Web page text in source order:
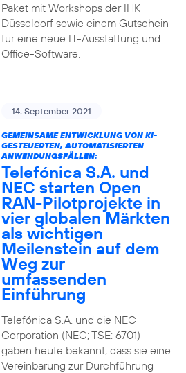
Paket mit Workshops der IHK
Düsseldorf sowie einem Gutschein
für eine neue IT-Ausstattung und
Office-Software.
14. September 2021
GEMEINSAME ENTWICKLUNG VON KI-
GESTEUERTEN, AUTOMATISIERTEN
ANWENDUNGSFÄLLEN:
Telefónica S.A. und
NEC starten Open
RAN-Pilotprojekte in
vier globalen Märkten
als wichtigen
Meilenstein auf dem
Weg zur
umfassenden
Einführung
Telefónica S.A. und die NEC
Corporation (NEC; TSE: 6701)
gaben heute bekannt, dass sie eine
Vereinbarung zur Durchführung